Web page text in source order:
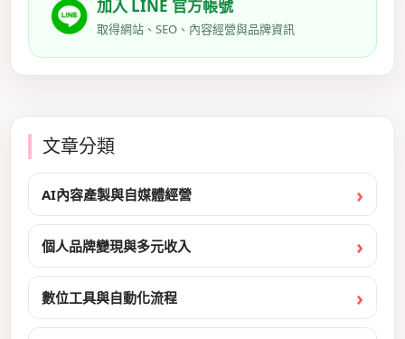
加入 LINE 官方帳號
取得網站、SEO、內容經營與品牌資訊
文章分類
AI內容產製與自媒體經營
個人品牌變現與多元收入
數位工具與自動化流程